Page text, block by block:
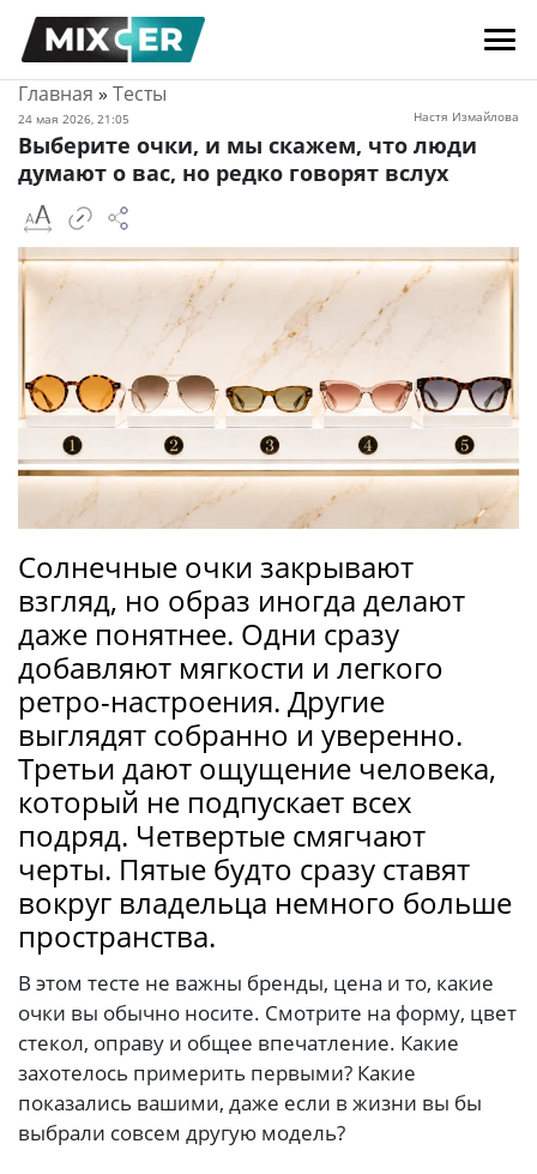
Главная » Тесты
24 мая 2026, 21:05 Настя Измайлова
Выберите очки, и мы скажем, что люди
думают о вас, но редко говорят вслух
Солнечные очки закрывают
взгляд, но образ иногда делают
даже понятнее. Одни сразу
добавляют мягкости и легкого
ретро-настроения. Другие
выглядят собранно и уверенно.
Третьи дают ощущение человека,
который не подпускает всех
подряд. Четвертые смягчают
черты. Пятые будто сразу ставят
вокруг владельца немного больше
пространства.
В этом тесте не важны бренды, цена и то, какие
очки вы обычно носите. Смотрите на форму, цвет
стекол, оправу и общее впечатление. Какие
захотелось примерить первыми? Какие
показались вашими, даже если в жизни вы бы
выбрали совсем другую модель?